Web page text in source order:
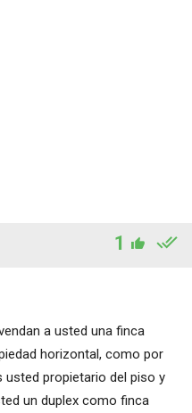
1
a usted una finca
horizontal, como por
propietario del piso y
un duplex como finca